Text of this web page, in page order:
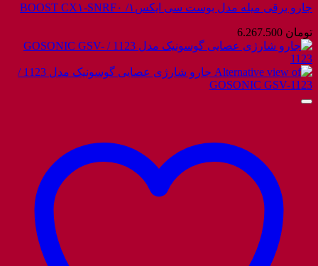
جارو برقی میله مدل بوست سی ایکس۱/ BOOST CX۱-SNRF۰
تومان